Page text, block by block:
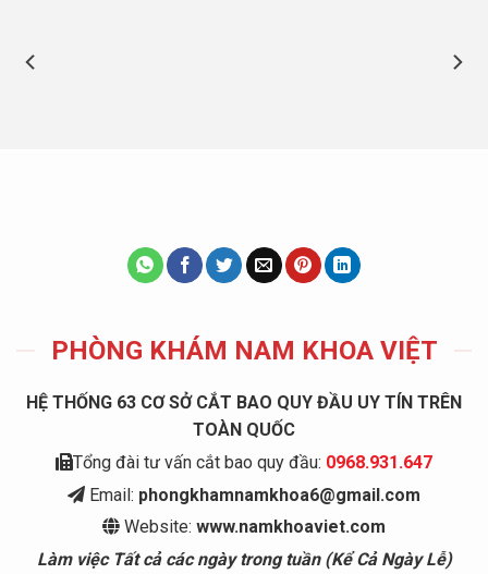
PHÒNG KHÁM NAM KHOA VIỆT
HỆ THỐNG 63 CƠ SỞ CẮT BAO QUY ĐẦU UY TÍN TRÊN
TOÀN QUỐC
Tổng đài tư vấn cắt bao quy đầu: 0968.931.647
Email: phongkhamnamkhoa6@gmail.com
Website: www.namkhoaviet.com
Làm việc Tất cả các ngày trong tuần (Kể Cả Ngày Lễ)